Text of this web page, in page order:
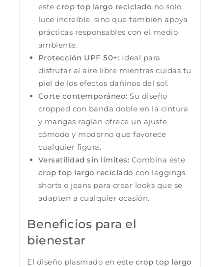
este crop top largo reciclado no solo
luce increíble, sino que también apoya
prácticas responsables con el medio
ambiente.
Protección UPF 50+: Ideal para
disfrutar al aire libre mientras cuidas tu
piel de los efectos dañinos del sol.
Corte contemporáneo: Su diseño
cropped con banda doble en la cintura
y mangas raglán ofrece un ajuste
cómodo y moderno que favorece
cualquier figura.
Versatilidad sin límites: Combina este
crop top largo reciclado con leggings,
shorts o jeans para crear looks que se
adapten a cualquier ocasión.
Beneficios para el
bienestar
El diseño plasmado en este crop top largo